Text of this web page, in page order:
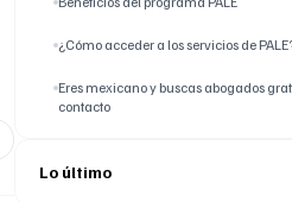
¿Cómo acceder a los servicios de
Eres mexicano y buscas abogados
contacto
Lo último